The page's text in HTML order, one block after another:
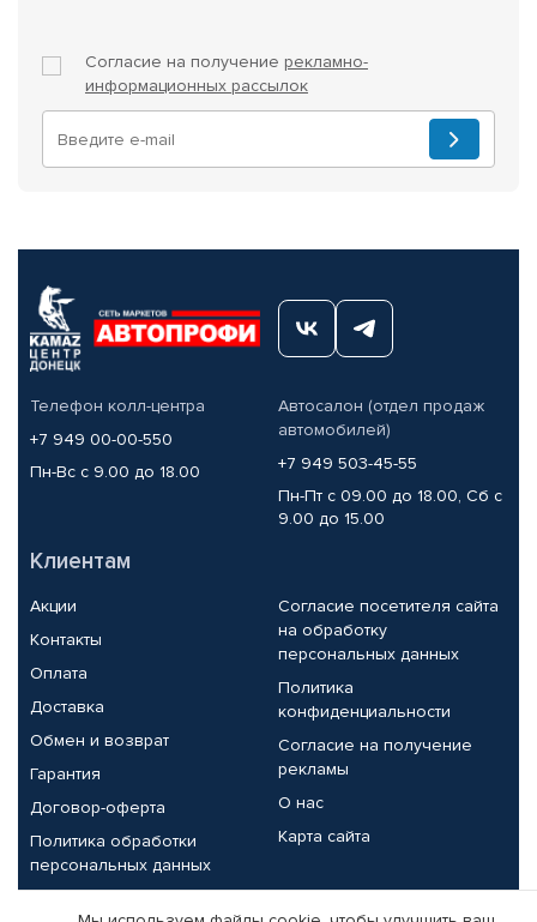
Согласие на получение рекламно-
информационных рассылок
Телефон колл-центра
+7 949 00-00-550
Пн-Вс с 9.00 до 18.00
Автосалон (отдел продаж
автомобилей)
+7 949 503-45-55
Пн-Пт с 09.00 до 18.00, Сб с
9.00 до 15.00
Клиентам
Акции
Контакты
Оплата
Доставка
Обмен и возврат
Гарантия
Договор-оферта
Политика обработки
персональных данных
Согласие посетителя сайта
на обработку
персональных данных
Политика
конфиденциальности
Согласие на получение
рекламы
О нас
Карта сайта